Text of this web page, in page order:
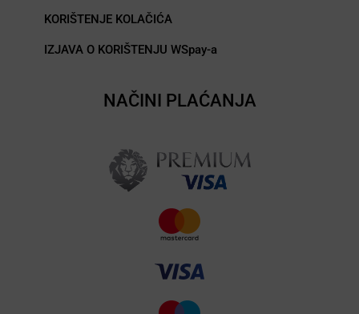
KORIŠTENJE KOLAČIĆA
IZJAVA O KORIŠTENJU WSpay-a
NAČINI PLAĆANJA